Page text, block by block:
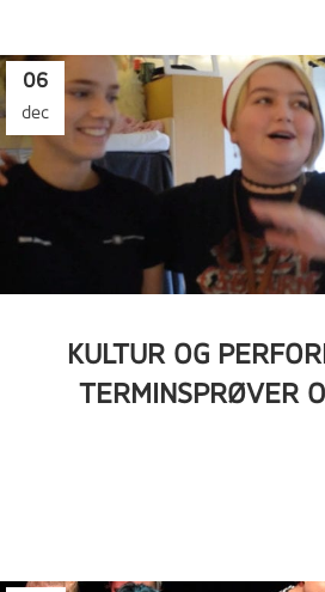
06
dec
KULTUR OG
TERMINSPRØVER